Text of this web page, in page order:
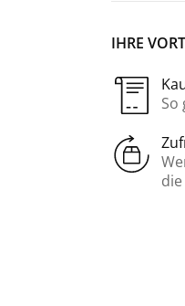
IHRE
So